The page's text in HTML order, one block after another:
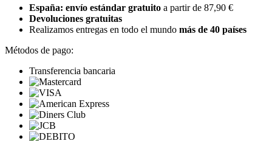
España: envío estándar gratuito a partir de 87,90 €
Devoluciones gratuitas
Realizamos entregas en todo el mundo más de 40 países
Métodos de pago:
Transferencia bancaria